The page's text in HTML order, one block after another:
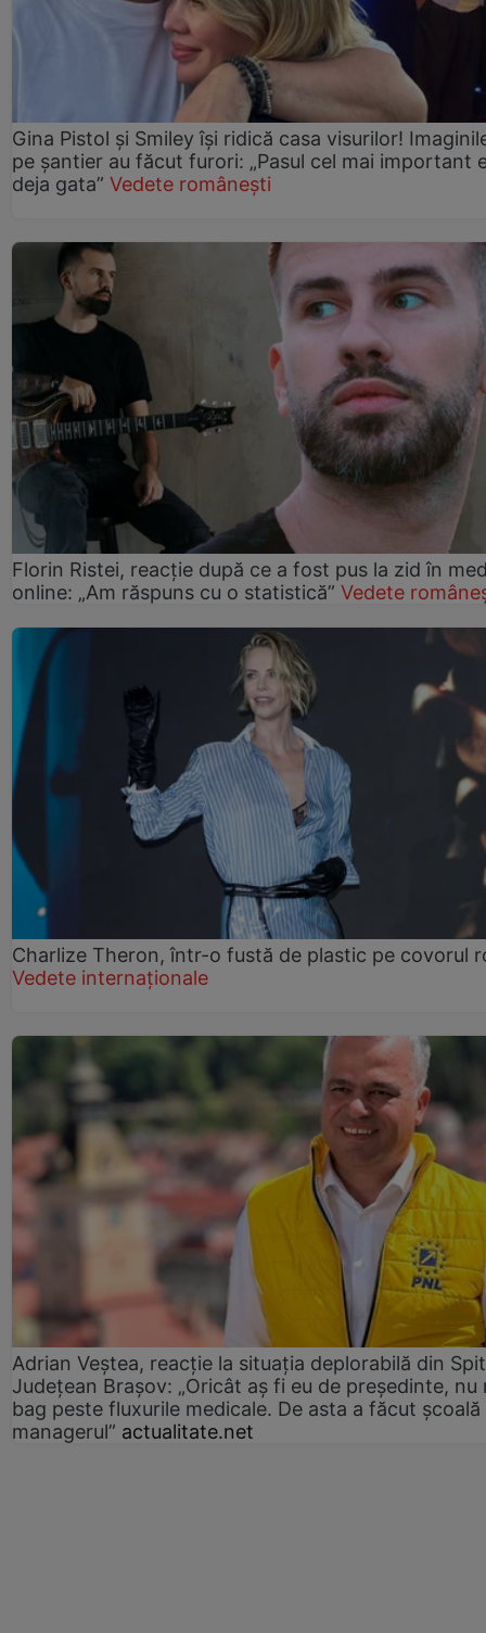
Gina Pistol și Smiley își ridică casa visurilor!
pe șantier au făcut furori: „Pasul cel mai important
deja gata” Vedete românești
Florin Ristei, reacție după ce a fost pus la zid în
online: „Am răspuns cu o statistică” Vedete
Charlize Theron, într-o fustă de plastic pe covorul
Vedete internaționale
Adrian Veștea, reacție la situația deplorabilă din
Județean Brașov: „Oricât aș fi eu de președinte, nu
bag peste fluxurile medicale. De asta a făcut școală
managerul” actualitate.net